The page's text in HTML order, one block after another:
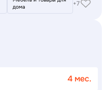
дома
+7
4 мес.